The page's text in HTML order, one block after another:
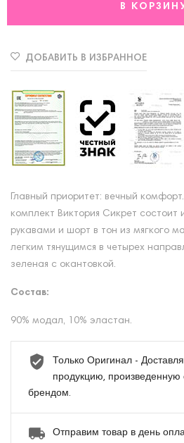
В
ДОБАВИТЬ В ИЗБРАННОЕ
Главный приоритет: вечный
комплект Виктория Сикрет состоит
рукавами и шорт в тон из мягкого
легким тянущимся в четырех
зеленая с окантовкой.
Состав:
90% модал, 10% эластан.
Только Оригинал -
продукцию,
брендом.
Отправим товар в день